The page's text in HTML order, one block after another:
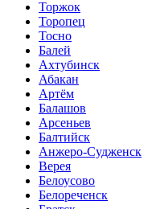
Торжок
Торопец
Тосно
Балей
Ахтубинск
Абакан
Артём
Балашов
Арсеньев
Балтийск
Анжеро-Судженск
Верея
Белоусово
Белореченск